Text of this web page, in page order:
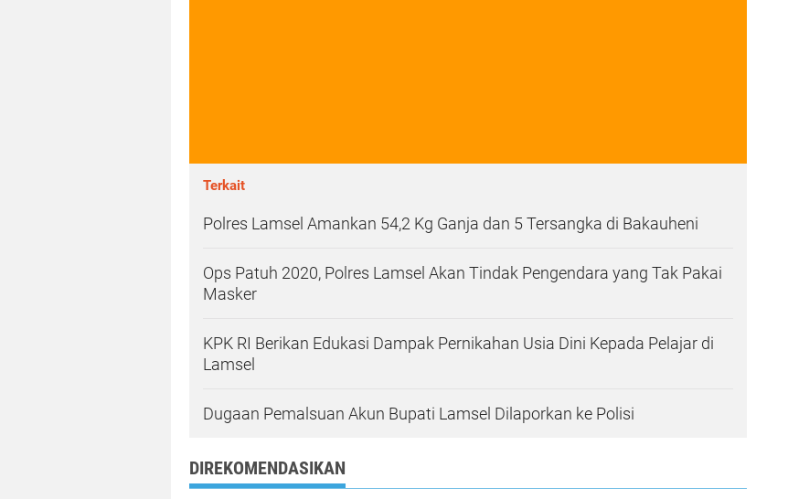
Terkait
Polres Lamsel Amankan 54,2 Kg Ganja dan 5 Tersangka di Bakauheni
Ops Patuh 2020, Polres Lamsel Akan Tindak Pengendara yang Tak Pakai
Masker
KPK RI Berikan Edukasi Dampak Pernikahan Usia Dini Kepada Pelajar di
Lamsel
Dugaan Pemalsuan Akun Bupati Lamsel Dilaporkan ke Polisi
DIREKOMENDASIKAN